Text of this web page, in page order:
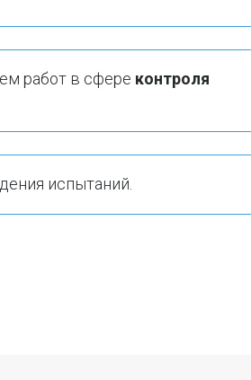
работ в сфере контроля
испытаний.